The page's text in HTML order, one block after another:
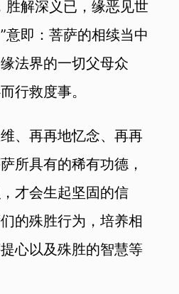
胜解深义已，缘恶见世
意即：菩萨的相续当中
法界的一切父母众
行救度事。
、再再地忆念、再再
所具有的稀有功德，
才会生起坚固的信
的殊胜行为，培养相
心以及殊胜的智慧等